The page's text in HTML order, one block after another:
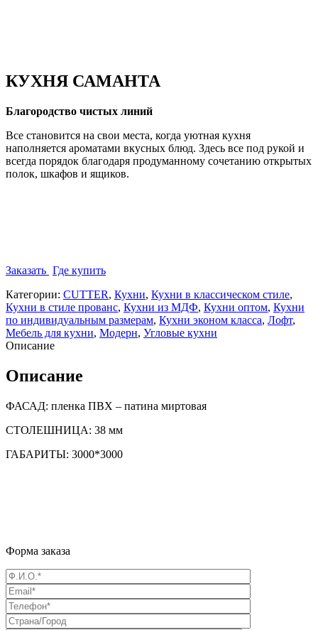
КУХНЯ САМАНТА
Благородство чистых линий
Все становится на свои места, когда уютная кухня
наполняется ароматами вкусных блюд. Здесь все под рукой и
всегда порядок благодаря продуманному сочетанию открытых
полок, шкафов и ящиков.
Заказать Где купить
Категории: CUTTER, Кухни, Кухни в классическом стиле,
Кухни в стиле прованс, Кухни из МДФ, Кухни оптом, Кухни
по индивидуальным размерам, Кухни эконом класса, Лофт,
Мебель для кухни, Модерн, Угловые кухни
Описание
Описание
ФАСАД: пленка ПВХ – патина миртовая
СТОЛЕШНИЦА: 38 мм
ГАБАРИТЫ: 3000*3000
Форма заказа